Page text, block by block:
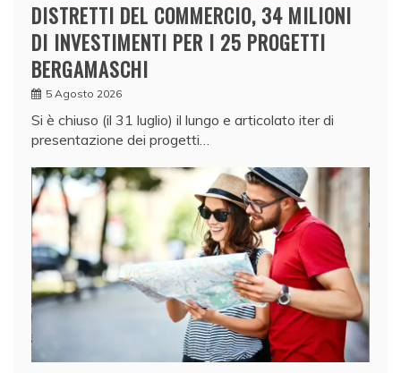
DISTRETTI DEL COMMERCIO, 34 MILIONI
DI INVESTIMENTI PER I 25 PROGETTI
BERGAMASCHI
5 Agosto 2026
Si è chiuso (il 31 luglio) il lungo e articolato iter di
presentazione dei progetti…